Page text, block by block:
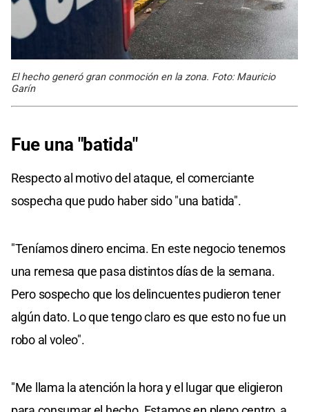
El hecho generó gran conmoción en la zona. Foto: Mauricio
Garín
Fue una "batida"
Respecto al motivo del ataque, el comerciante
sospecha que pudo haber sido "una batida".
"Teníamos dinero encima. En este negocio tenemos
una remesa que pasa distintos días de la semana.
Pero sospecho que los delincuentes pudieron tener
algún dato. Lo que tengo claro es que esto no fue un
robo al voleo".
"Me llama la atención la hora y el lugar que eligieron